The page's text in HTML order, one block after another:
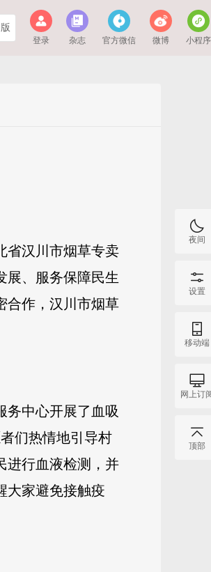
登录 杂志 官方微信 微博 小程序
省汉川市烟草专卖
展、服务保障民生
合作，汉川市烟草
务中心开展了血吸
们热情地引导村
进行血液检测，并
大家避免接触疫
夜间
设置
移动端
网上订
顶部